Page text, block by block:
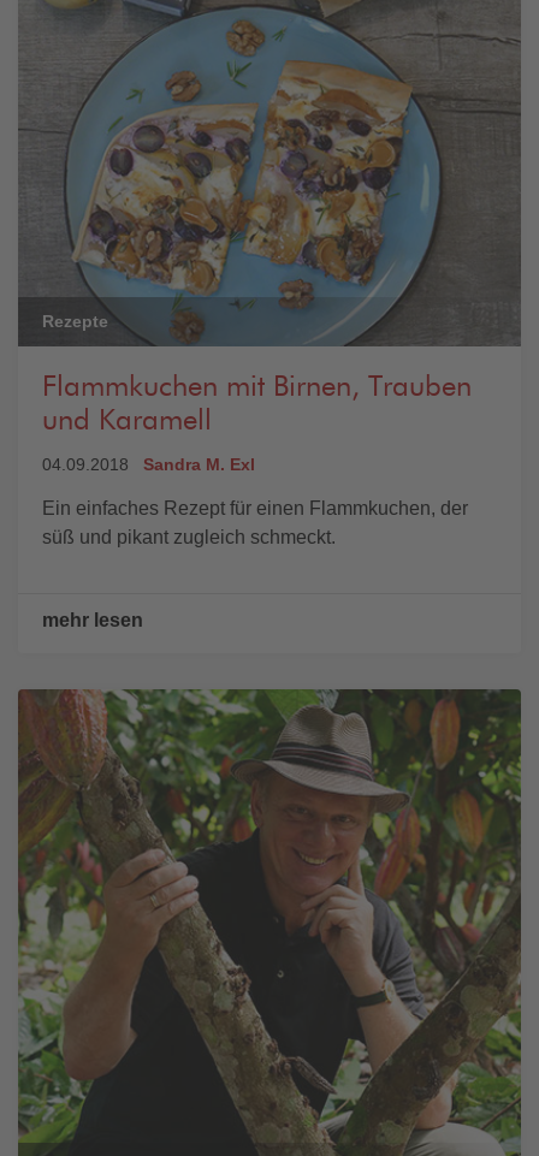
Rezepte
Flammkuchen mit Birnen, Trauben
und Karamell
04.09.2018 Sandra M. Exl
Ein einfaches Rezept für einen Flammkuchen, der
süß und pikant zugleich schmeckt.
mehr lesen